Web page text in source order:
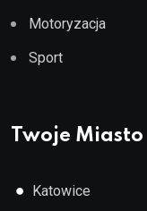
Motoryzacja
Sport
Twoje Miasto
● Katowice